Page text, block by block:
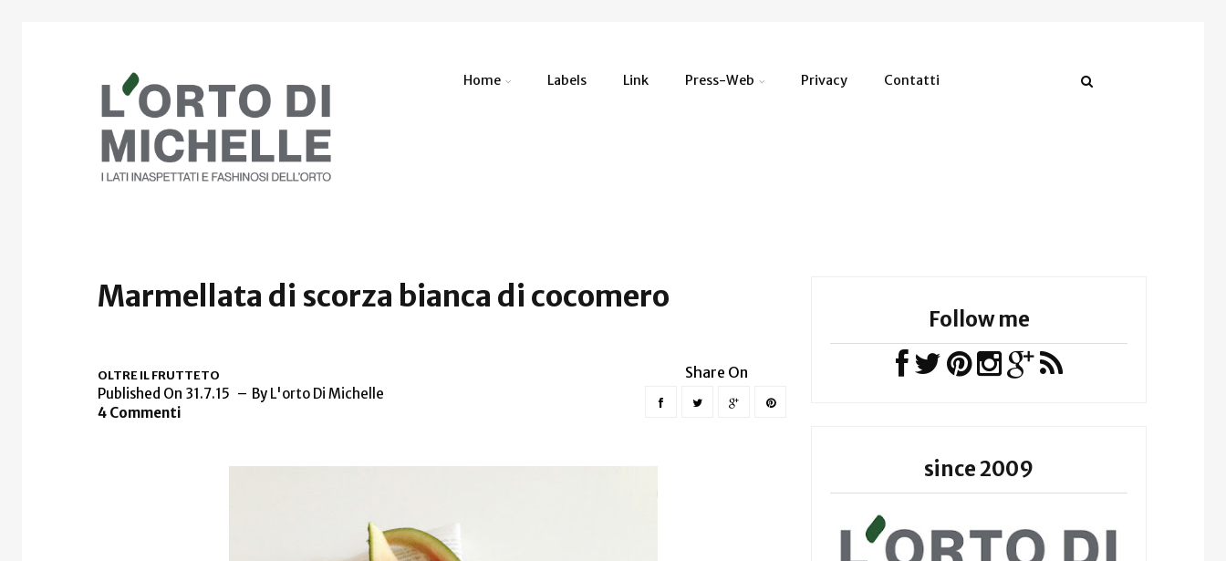
Home Labels Link Press-Web Privacy Contatti
Marmellata di scorza bianca di cocomero
OLTRE IL FRUTTETO
Published On 31.7.15 By L'orto Di Michelle
4 Commenti
Follow me
since 2009